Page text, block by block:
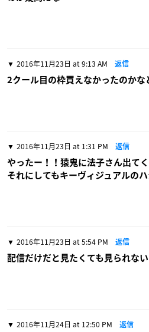
2016年11月23日 at 9:13 AM 返信
2クール目の枠買えなかったのかな
2016年11月23日 at 1:31 PM 返信
やったー！！猿鬼に法子さん出てく
それにしてもキーヴィジュアルの
2016年11月23日 at 5:54 PM 返信
配信だけだと見たくても見られな
2016年11月24日 at 12:50 PM 返信